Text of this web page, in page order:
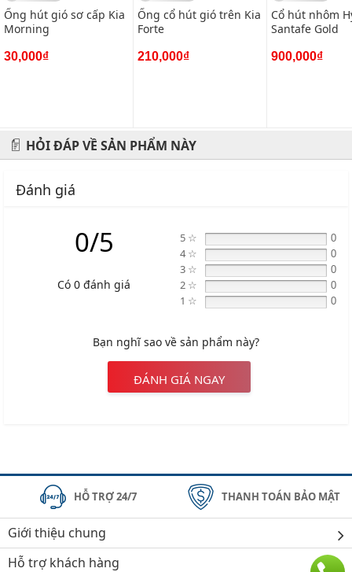
Địa chỉ: 434 Trần Khát Chân- Hai Bà Trưng- Hà Nội
Hotline: 0945 333 777
Ống hút gió sơ cấp Kia
Morning
30,000₫
Ống cổ hút gió trên Kia
Forte
210,000₫
Cổ hút nhôm
Santafe Gold
900,000₫
HỎI ĐÁP VỀ SẢN PHẨM NÀY
Đánh giá
0/5
Có 0 đánh giá
5 ☆ 0
4 ☆ 0
3 ☆ 0
2 ☆ 0
1 ☆ 0
Bạn nghĩ sao về sản phẩm này?
ĐÁNH GIÁ NGAY
HỖ TRỢ 24/7 THANH TOÁN BẢO MẬT
Giới thiệu chung
Hỗ trợ khách hàng